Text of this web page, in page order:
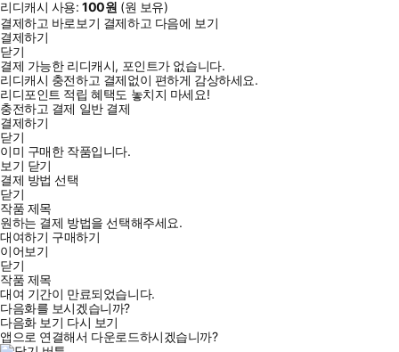
리디캐시 사용:100원 (원 보유)
결제하고 바로보기 결제하고 다음에 보기
결제하기
닫기
결제 가능한 리디캐시, 포인트가 없습니다.
리디캐시 충전하고 결제없이 편하게 감상하세요.
리디포인트 적립 혜택도 놓치지 마세요!
충전하고 결제 일반 결제
결제하기
닫기
이미 구매한 작품입니다.
보기 닫기
결제 방법 선택
닫기
작품 제목
원하는 결제 방법을 선택해주세요.
대여하기 구매하기
이어보기
닫기
작품 제목
대여 기간이 만료되었습니다.
다음화를 보시겠습니까?
다음화 보기 다시 보기
앱으로 연결해서 다운로드하시겠습니까?